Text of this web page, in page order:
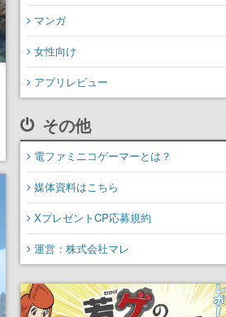
マンガ
女性向け
アプリレビュー
その他
電ファミニコゲーマーとは？
媒体資料はこちら
XプレゼントCP応募規約
運営：株式会社マレ